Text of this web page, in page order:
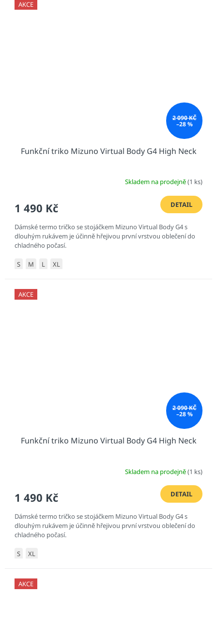
AKCE
2 090 KČ
–28 %
Funkční triko Mizuno Virtual Body G4 High Neck
Skladem na prodejně(1 ks)
1 490 Kč DETAIL
Dámské termo tričko se stojáčkem Mizuno Virtual Body G4 s
dlouhým rukávem je účinně hřejivou první vrstvou oblečení do
chladného počasí.
S M L XL
AKCE
2 090 KČ
–28 %
Funkční triko Mizuno Virtual Body G4 High Neck
Skladem na prodejně(1 ks)
1 490 Kč DETAIL
Dámské termo tričko se stojáčkem Mizuno Virtual Body G4 s
dlouhým rukávem je účinně hřejivou první vrstvou oblečení do
chladného počasí.
S XL
AKCE